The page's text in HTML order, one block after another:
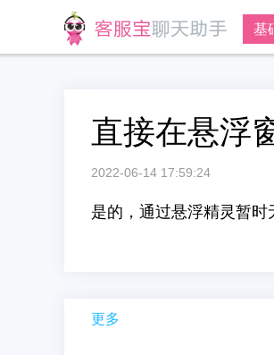
基
直接在悬浮
2022-06-14 17:59:24
是的，通过悬浮精灵暂时
更多